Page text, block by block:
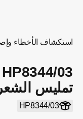
استكشاف الأخطاء
تمليس الشعر
HP8344/03